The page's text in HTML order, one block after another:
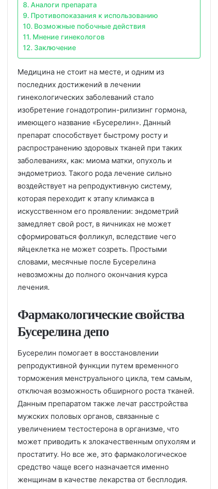
Аналоги препарата
Противопоказания к использованию
Возможные побочные действия
Мнение гинекологов
Заключение
Медицина не стоит на месте, и одним из
последних достижений в лечении
гинекологических заболеваний стало
изобретение гонадотропин-рилизинг гормона,
имеющего название «Бусерелин». Данный
препарат способствует быстрому росту и
распространению здоровых тканей при таких
заболеваниях, как: миома матки, опухоль и
эндометриоз. Такого рода лечение сильно
воздействует на репродуктивную систему,
которая переходит к этапу климакса в
искусственном его проявлении: эндометрий
замедляет свой рост, в яичниках не может
сформироваться фолликул, вследствие чего
яйцеклетка не может созреть. Простыми
словами, месячные после Бусерелина
невозможны до полного окончания курса
лечения.
Фармакологические свойства
Бусерелина депо
Бусерелин помогает в восстановлении
репродуктивной функции путем временного
торможения менструального цикла, тем самым,
отключая возможность обширного роста тканей.
Данным препаратом также лечат расстройства
мужских половых органов, связанные с
увеличением тестостерона в организме, что
может приводить к злокачественным опухолям и
простатиту. Но все же, это фармакологическое
средство чаще всего назначается именно
женщинам в качестве лекарства от бесплодия.